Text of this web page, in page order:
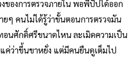
งของการตรวจภายใน พอพี่ปั๊ปได้ออก
ๆ คนไม่ได้รู้ว่าขั้นตอนการตรวจมัน
นศักดิ์ศรีขนาดไหน ละเมิดความเป็น
ค่ว่าขึ้นขาหยั่ง แต่มีคนยืนดูเต็มไป